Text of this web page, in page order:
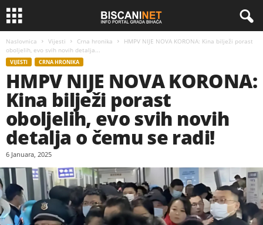
Naslovnica Vijesti Crna hronika
HMPV NIJE NOVA KORONA: Kina bilježi porast
oboljelih, evo svih novih detalja...
VIJESTI CRNA HRONIKA
HMPV NIJE NOVA KORONA:
Kina bilježi porast
oboljelih, evo svih novih
detalja o čemu se radi!
6 Januara, 2025